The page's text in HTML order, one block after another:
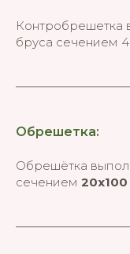
Контробрешетка
бруса сечением
Обрешетка:
Обрешётка
сечением